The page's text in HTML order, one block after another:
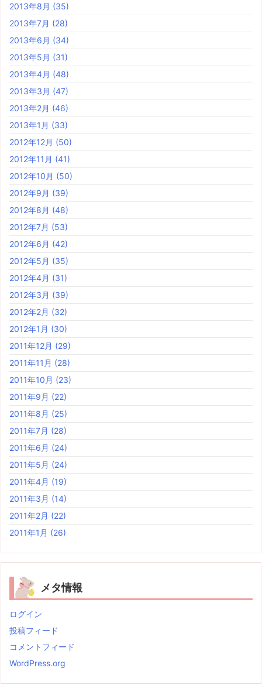
2013年8月 (35)
2013年7月 (28)
2013年6月 (34)
2013年5月 (31)
2013年4月 (48)
2013年3月 (47)
2013年2月 (46)
2013年1月 (33)
2012年12月 (50)
2012年11月 (41)
2012年10月 (50)
2012年9月 (39)
2012年8月 (48)
2012年7月 (53)
2012年6月 (42)
2012年5月 (35)
2012年4月 (31)
2012年3月 (39)
2012年2月 (32)
2012年1月 (30)
2011年12月 (29)
2011年11月 (28)
2011年10月 (23)
2011年9月 (22)
2011年8月 (25)
2011年7月 (28)
2011年6月 (24)
2011年5月 (24)
2011年4月 (19)
2011年3月 (14)
2011年2月 (22)
2011年1月 (26)
メタ情報
ログイン
投稿フィード
コメントフィード
WordPress.org